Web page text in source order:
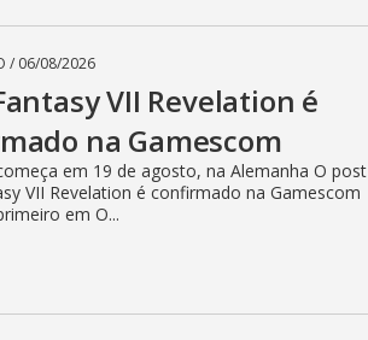
/ 06/08/2026
VII Revelation é
na Gamescom
em 19 de agosto, na Alemanha O post
VII Revelation é confirmado na Gamescom
em O...